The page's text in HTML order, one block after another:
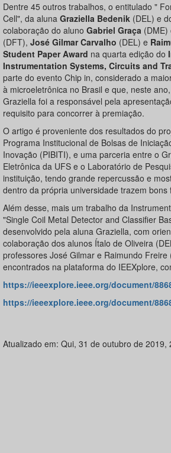
Dentre 45 outros trabalhos, o entitulado "
Cell", da aluna Graziella Bedenik(DEL) e
colaboração do aluno Gabriel Graça
(DFT), José Gilmar Carvalho (DEL) e
Student Paper Award na quarta edição do
Instrumentation Systems, Circuits and
parte do evento Chip in, considerado a
à microeletrônica no Brasil e que, neste
Graziella foi a responsável pela
requisito para concorrer à premiação.
O artigo é proveniente dos resultados do
Programa Institucional de Bolsas de
Inovação (PIBITI), e uma parceria entre o
Eletrônica da UFS e o Laboratório de
instituição, tendo grande repercussão e
dentro da própria universidade trazem bons
Além desse, mais um trabalho da
"Single Coil Metal Detector and Classifier
desenvolvido pela aluna Graziella, com
colaboração dos alunos Ítalo de Oliveira
professores José Gilmar e Raimundo
encontrados na plataforma do IEEXplore,
https://ieeexplore.ieee.org/document/
https://ieeexplore.ieee.org/document/
Atualizado em: Qui, 31 de outubro de 2019,